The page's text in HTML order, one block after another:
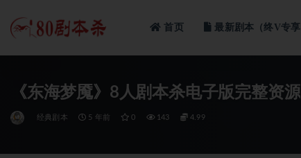
首页 最新剧本（终V专享
《东海梦魇》8人剧本杀电子版完整资源
经典剧本 5 年前 0 143 4.99